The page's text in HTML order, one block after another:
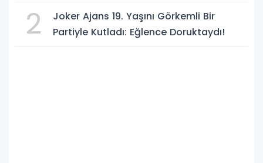
2
Joker Ajans 19. Yaşını Görkemli Bir
Partiyle Kutladı: Eğlence Doruktaydı!